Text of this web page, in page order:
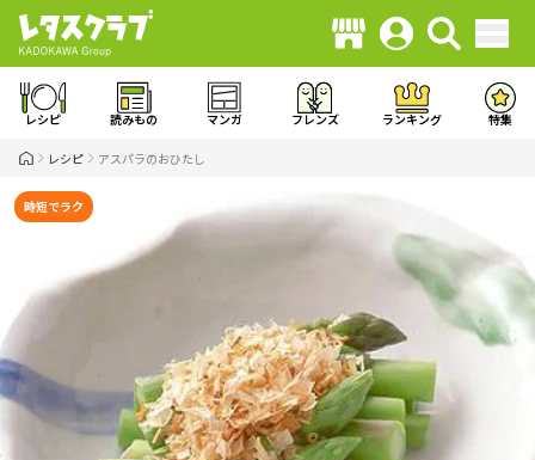
レシピ 読みもの マンガ フレンズ ランキング 特集
レシピ アスパラのおひたし
時短でラク